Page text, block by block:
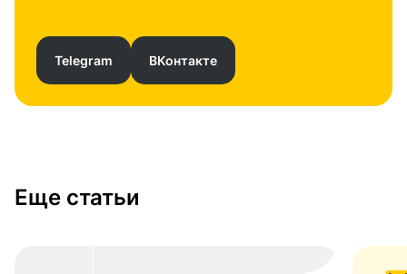
Telegram ВКонтакте
Еще статьи